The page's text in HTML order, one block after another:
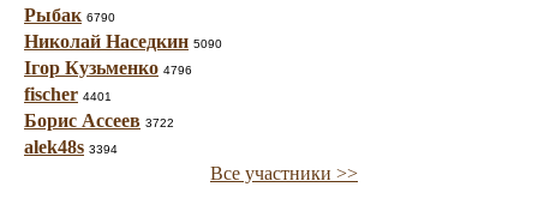
Рыбак 6790
Николай Наседкин 5090
Ігор Кузьменко 4796
fischer 4401
Борис Ассеев 3722
alek48s 3394
Все участники >>